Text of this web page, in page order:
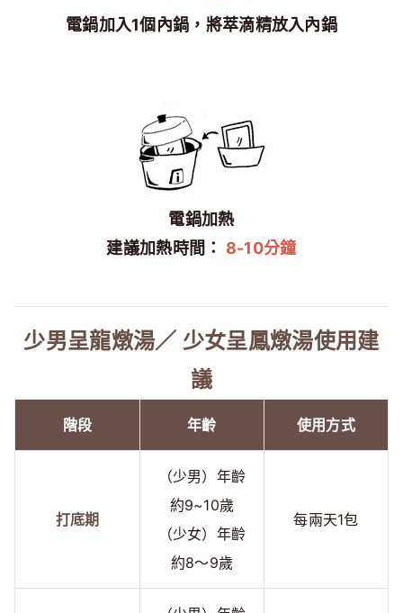
電鍋加入1個內鍋，將萃滴精放入內鍋
電鍋加熱
建議加熱時間： 8-10分鐘
少男呈龍燉湯／ 少女呈鳳燉湯使用建
議
階段 年齡 使用方式
打底期
（少男）年齡
約9~10歲
（少女）年齡
約8～9歲
每兩天1包